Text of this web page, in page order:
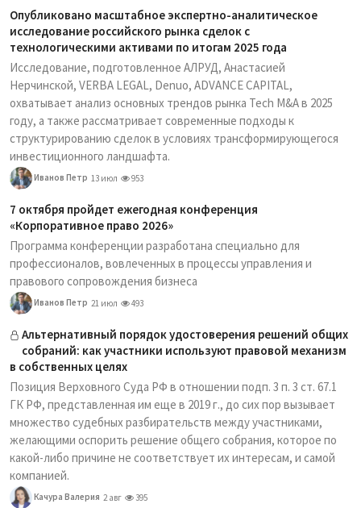
Опубликовано масштабное экспертно-аналитическое
исследование российского рынка сделок с
технологическими активами по итогам 2025 года
Исследование, подготовленное АЛРУД, Анастасией
Нерчинской, VERBA LEGAL, Denuo, ADVANCE CAPITAL,
охватывает анализ основных трендов рынка Tech M&A в 2025
году, а также рассматривает современные подходы к
структурированию сделок в условиях трансформирующегося
инвестиционного ландшафта.
Иванов Петр 13 июл 953
7 октября пройдет ежегодная конференция
«Корпоративное право 2026»
Программа конференции разработана специально для
профессионалов, вовлеченных в процессы управления и
правового сопровождения бизнеса
Иванов Петр 21 июл 493
Альтернативный порядок удостоверения решений общих
собраний: как участники используют правовой механизм
в собственных целях
Позиция Верховного Суда РФ в отношении подп. 3 п. 3 ст. 67.1
ГК РФ, представленная им еще в 2019 г., до сих пор вызывает
множество судебных разбирательств между участниками,
желающими оспорить решение общего собрания, которое по
какой-либо причине не соответствует их интересам, и самой
компанией.
Качура Валерия 2 авг 395